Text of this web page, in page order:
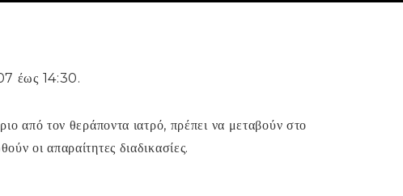
έως 14:30.
από τον θεράποντα ιατρό, πρέπει να μεταβούν στο
οι απαραίτητες διαδικασίες.